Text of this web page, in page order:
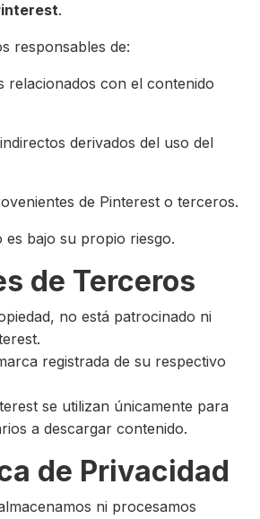
.
responsables de:
relacionados con el contenido
derivados del uso del
de Pinterest o terceros.
es bajo su propio riesgo.
de Terceros
no está patrocinado ni
registrada de su respectivo
se utilizan únicamente para
a descargar contenido.
de Privacidad
ni procesamos